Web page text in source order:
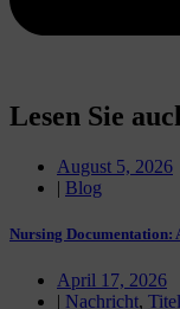
Lesen Sie
August 5, 2026
| Blog
Nursing Documentation:
April 17, 2026
| Nachricht,